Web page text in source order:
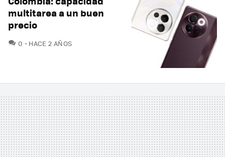
multitarea a un buen
precio
0 COMENTARIOS
HACE 2 AÑOS